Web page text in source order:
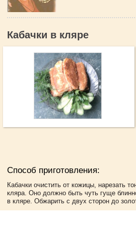
Кабачки в кляре
Способ приготовления:
Кабачки очистить от кожицы, нарезать
кляра. Оно должно быть чуть гуще
в кляре. Обжарить с двух сторон до